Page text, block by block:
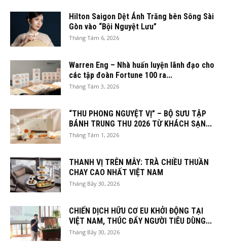
Hilton Saigon Dệt Ánh Trăng bên Sông Sài
Gòn vào “Bội Nguyệt Lưu”
Tháng Tám 6, 2026
Warren Eng – Nhà huấn luyện lãnh đạo cho
các tập đoàn Fortune 100 ra...
Tháng Tám 3, 2026
“THU PHONG NGUYỆT VỊ” – BỘ SƯU TẬP
BÁNH TRUNG THU 2026 TỪ KHÁCH SẠN...
Tháng Tám 1, 2026
THANH VỊ TRÊN MÂY: TRÀ CHIỀU THUẦN
CHAY CAO NHẤT VIỆT NAM
Tháng Bảy 30, 2026
CHIẾN DỊCH HỮU CƠ EU KHỞI ĐỘNG TẠI
VIỆT NAM, THÚC ĐẨY NGƯỜI TIÊU DÙNG...
Tháng Bảy 30, 2026